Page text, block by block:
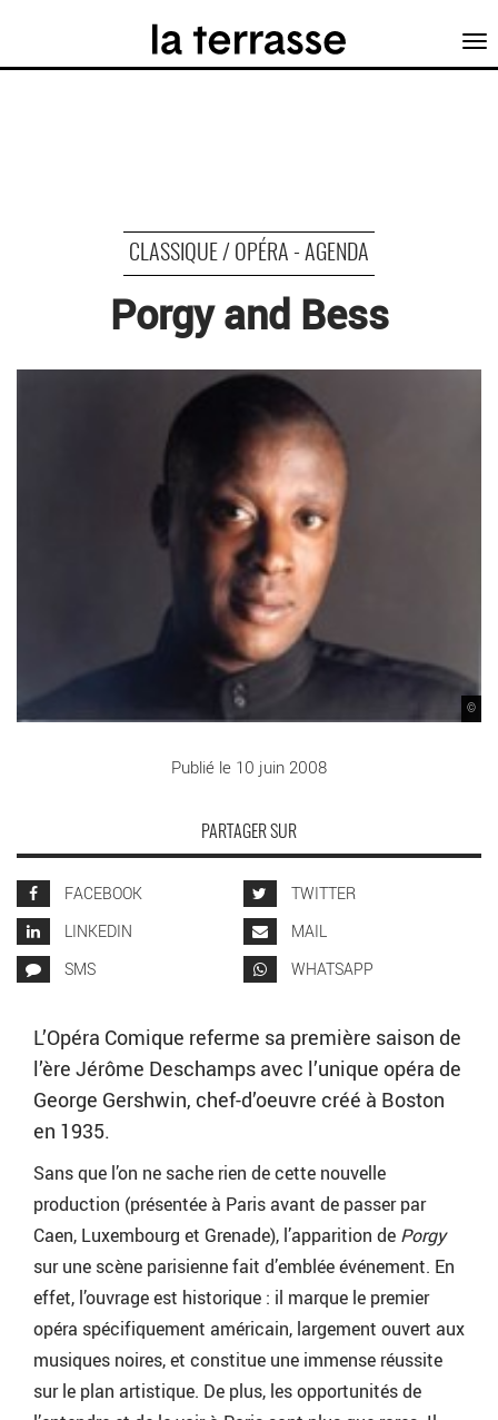
CLASSIQUE / OPÉRA - AGENDA
Porgy and Bess
©
Publié le 10 juin 2008
PARTAGER SUR
FACEBOOK
TWITTER
LINKEDIN
MAIL
SMS
WHATSAPP
L’Opéra Comique referme sa première saison de
l’ère Jérôme Deschamps avec l’unique opéra de
George Gershwin, chef-d’oeuvre créé à Boston
en 1935.
Sans que l’on ne sache rien de cette nouvelle
production (présentée à Paris avant de passer par
Caen, Luxembourg et Grenade), l’apparition de Porgy
sur une scène parisienne fait d’emblée événement. En
effet, l’ouvrage est historique : il marque le premier
opéra spécifiquement américain, largement ouvert aux
musiques noires, et constitue une immense réussite
sur le plan artistique. De plus, les opportunités de